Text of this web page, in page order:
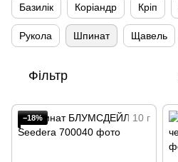
Базилік Коріандр Кріп
Рукола Шпинат Щавель
Фільтр
−18%